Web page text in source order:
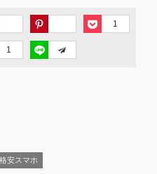
1
1
格安スマホ